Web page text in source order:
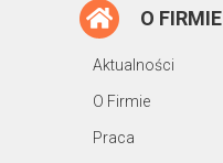
O FIRMIE
Aktualności
O Firmie
Praca